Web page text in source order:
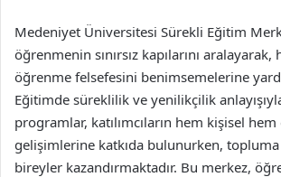
Medeniyet Üniversitesi Sürekli Eğitim
öğrenmenin sınırsız kapılarını
öğrenme felsefesini benimsemelerine
Eğitimde süreklilik ve yenilikçilik
programlar, katılımcıların hem kişisel
gelişimlerine katkıda bulunurken,
bireyler kazandırmaktadır. Bu merkez,